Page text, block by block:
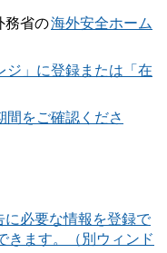
務省の海外安全ホーム
ジ」に登録または「在
間をご確認くださ
必要な情報を登録で
きます。（別ウィンド